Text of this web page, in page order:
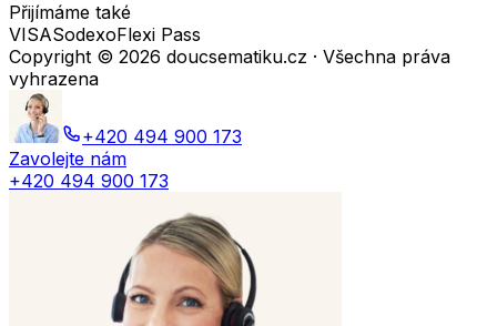
Přijímáme také
VISASodexoFlexi Pass
Copyright © 2026 doucsematiku.cz · Všechna práva
vyhrazena
+420 494 900 173
Zavolejte nám
+420 494 900 173